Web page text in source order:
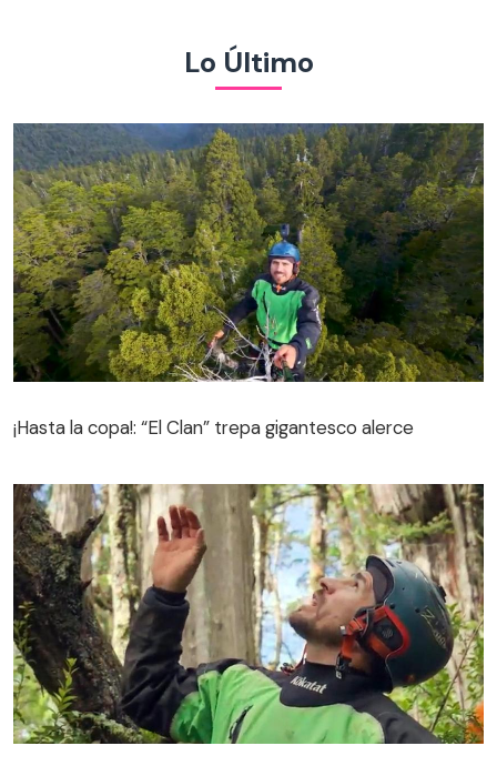
Lo Último
¡Hasta la copa!: “El Clan” trepa gigantesco alerce